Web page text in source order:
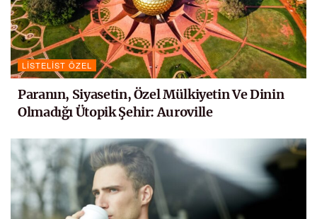
LISTELIST ÖZEL
Paranın, Siyasetin, Özel Mülkiyetin Ve Dinin
Olmadığı Ütopik Şehir: Auroville